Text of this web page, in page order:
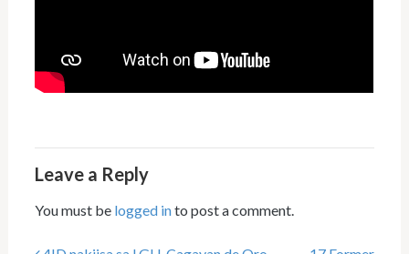
Leave a Reply
You must be logged into post a comment.